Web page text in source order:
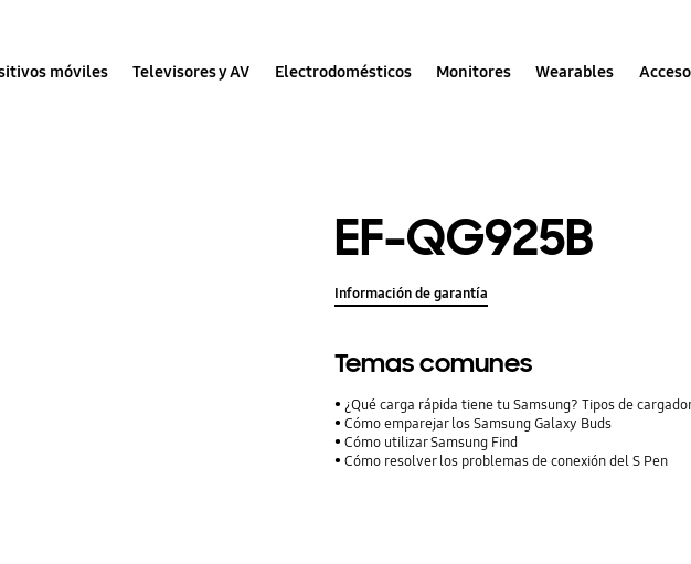
móviles Televisores y AV Electrodomésticos Monitores Wearables
EF-QG925B
Información de garantía
Temas comunes
¿Qué carga rápida tiene tu Samsung? Tipos de
Cómo emparejar los Samsung Galaxy Buds
Cómo utilizar Samsung Find
Cómo resolver los problemas de conexión del S Pen